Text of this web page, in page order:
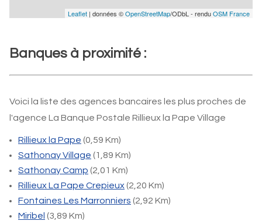
Leaflet | données ©OpenStreetMap/ODbL - renduOSM France
Banques à proximité :
Voici la liste des agences bancaires les plus proches de
l'agence La Banque Postale Rillieux la Pape Village
Rillieux la Pape (0,59 Km)
Sathonay Village (1,89 Km)
Sathonay Camp (2,01 Km)
Rillieux La Pape Crepieux(2,20 Km)
Fontaines Les Marronniers (2,92 Km)
Miribel (3,89 Km)